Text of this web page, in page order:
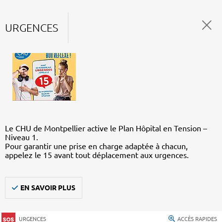
URGENCES
Le CHU de Montpellier active le Plan Hôpital en Tension –
Niveau 1.
Pour garantir une prise en charge adaptée à chacun,
appelez le 15 avant tout déplacement aux urgences.
EN SAVOIR PLUS
URGENCES ACCÈS RAPIDES